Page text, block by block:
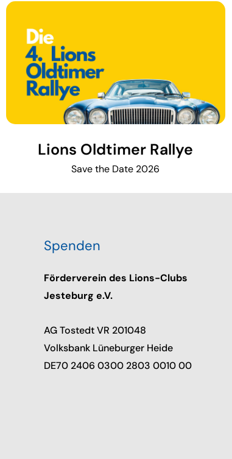
Lions Oldtimer Rallye
Save the Date 2026
Spenden
Förderverein des Lions-Clubs
Jesteburg e.V.
AG Tostedt VR 201048
Volksbank Lüneburger Heide
DE70 2406 0300 2803 0010 00